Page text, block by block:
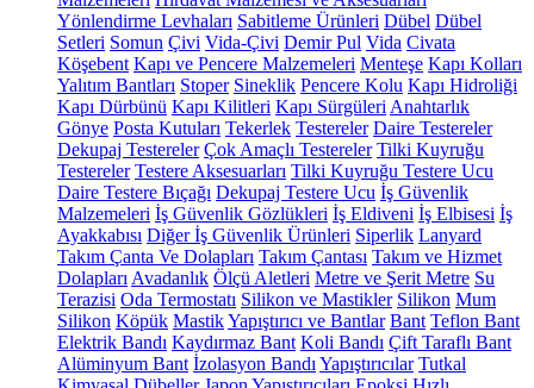
Yönlendirme Levhaları Sabitleme Ürünleri Dübel Dübel
Setleri Somun Çivi Vida-Çivi Demir Pul Vida Civata
Köşebent Kapı ve Pencere Malzemeleri Menteşe Kapı Kolları
Yalıtım Bantları Stoper Sineklik Pencere Kolu Kapı Hidroliği
Kapı Dürbünü Kapı Kilitleri Kapı Sürgüleri Anahtarlık
Gönye Posta Kutuları Tekerlek Testereler Daire Testereler
Dekupaj Testereler Çok Amaçlı Testereler Tilki Kuyruğu
Testereler Testere Aksesuarları Tilki Kuyruğu Testere Ucu
Daire Testere Bıçağı Dekupaj Testere Ucu İş Güvenlik
Malzemeleri İş Güvenlik Gözlükleri İş Eldiveni İş Elbisesi İş
Ayakkabısı Diğer İş Güvenlik Ürünleri Siperlik Lanyard
Takım Çanta Ve Dolapları Takım Çantası Takım ve Hizmet
Dolapları Avadanlık Ölçü Aletleri Metre ve Şerit Metre Su
Terazisi Oda Termostatı Silikon ve Mastikler Silikon Mum
Silikon Köpük MastikYapıştırıcı ve Bantlar Bant Teflon Bant
Elektrik Bandı Kaydırmaz Bant Koli Bandı Çift Taraflı Bant
Alüminyum Bant İzolasyon Bandı Yapıştırıcılar Tutkal